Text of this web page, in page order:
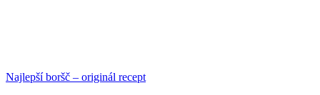
Najlepší boršč – originál recept